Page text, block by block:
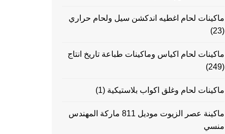
ماكينات لحام اغطيه اندكشن سيل ولحام حراري
(23)
ماكينات لحام اكياس وماكينات طباعة تاريخ انتاج
(249)
ماكينات لحام وغلق اكواب بلاستيكية (1)
ماكينة عصر الزيوت موديل 811 ماركة المهندس
منسي